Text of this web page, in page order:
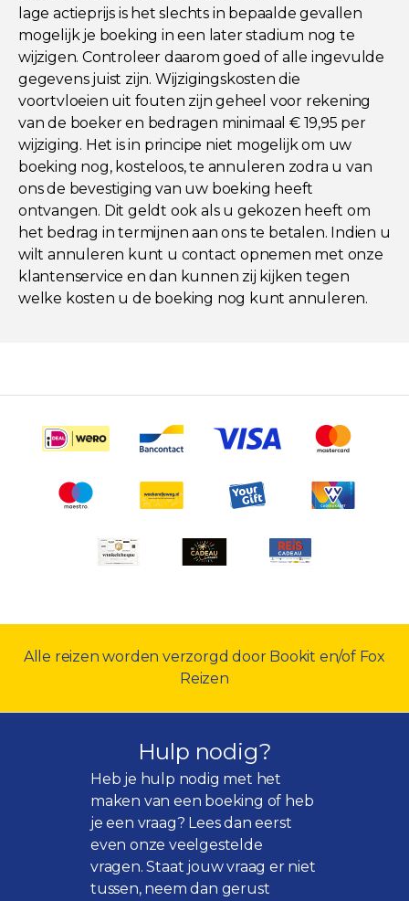
lage actieprijs is het slechts in bepaalde gevallen
mogelijk je boeking in een later stadium nog te
wijzigen. Controleer daarom goed of alle ingevulde
gegevens juist zijn. Wijzigingskosten die
voortvloeien uit fouten zijn geheel voor rekening
van de boeker en bedragen minimaal € 19,95 per
wijziging. Het is in principe niet mogelijk om uw
boeking nog, kosteloos, te annuleren zodra u van
ons de bevestiging van uw boeking heeft
ontvangen. Dit geldt ook als u gekozen heeft om
het bedrag in termijnen aan ons te betalen. Indien u
wilt annuleren kunt u contact opnemen met onze
klantenservice en dan kunnen zij kijken tegen
welke kosten u de boeking nog kunt annuleren.
Alle reizen worden verzorgd door Bookit en/of Fox
Reizen
Hulp nodig?
Heb je hulp nodig met het
maken van een boeking of heb
je een vraag? Lees dan eerst
even onzeveelgestelde
vragen. Staat jouw vraag er niet
tussen, neem dan gerust